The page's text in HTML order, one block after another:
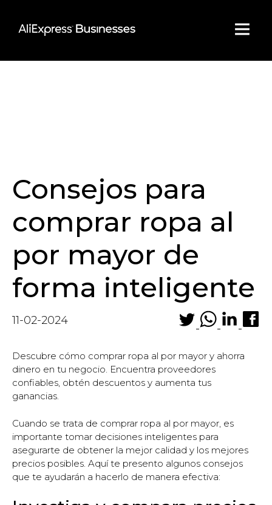
content
Consejos para
comprar ropa al
por mayor de
forma inteligente
11-02-2024
Descubre cómo comprar ropa al por mayor y ahorra
dinero en tu negocio. Encuentra proveedores
confiables, obtén descuentos y aumenta tus
ganancias.
Cuando se trata de comprar ropa al por mayor, es
importante tomar decisiones inteligentes para
asegurarte de obtener la mejor calidad y los mejores
precios posibles. Aquí te presento algunos consejos
que te ayudarán a hacerlo de manera efectiva: